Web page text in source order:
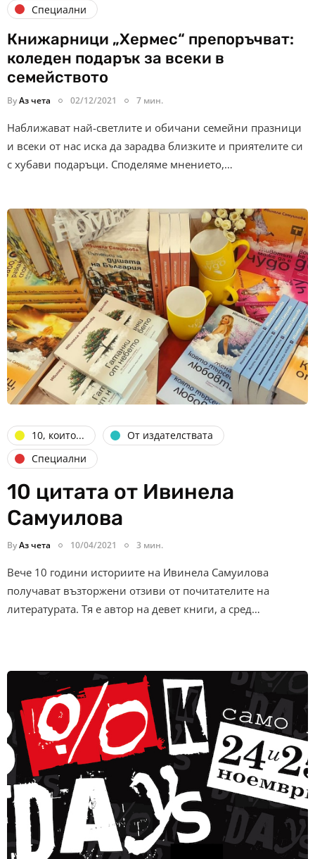
Специални
Книжарници „Хермес“ препоръчват:
коледен подарък за всеки в
семейството
ByАз чета 02/12/2021 7 мин.
Наближават най-светлите и обичани семейни празници
и всеки от нас иска да зарадва близките и приятелите си
с хубави подаръци. Споделяме мнението,…
10, които...
От издателствата
Специални
10 цитата от Ивинела
Самуилова
ByАз чета 10/04/2021 3 мин.
Вече 10 години историите на Ивинела Самуилова
получават възторжени отзиви от почитателите на
литературата. Тя е автор на девет книги, а сред…